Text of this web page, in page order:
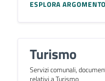
ESPLORA ARGOMENTO
Turismo
Servizi comunali,